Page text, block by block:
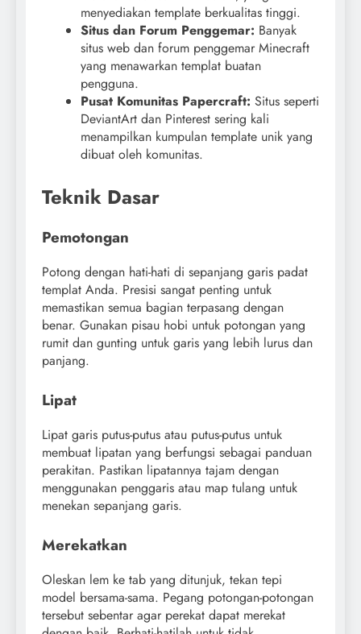
menyediakan template berkualitas tinggi.
Situs dan Forum Penggemar: Banyak
situs web dan forum penggemar Minecraft
yang menawarkan templat buatan
pengguna.
Pusat Komunitas Papercraft: Situs seperti
DeviantArt dan Pinterest sering kali
menampilkan kumpulan template unik yang
dibuat oleh komunitas.
Teknik Dasar
Pemotongan
Potong dengan hati-hati di sepanjang garis padat
templat Anda. Presisi sangat penting untuk
memastikan semua bagian terpasang dengan
benar. Gunakan pisau hobi untuk potongan yang
rumit dan gunting untuk garis yang lebih lurus dan
panjang.
Lipat
Lipat garis putus-putus atau putus-putus untuk
membuat lipatan yang berfungsi sebagai panduan
perakitan. Pastikan lipatannya tajam dengan
menggunakan penggaris atau map tulang untuk
menekan sepanjang garis.
Merekatkan
Oleskan lem ke tab yang ditunjuk, tekan tepi
model bersama-sama. Pegang potongan-potongan
tersebut sebentar agar perekat dapat merekat